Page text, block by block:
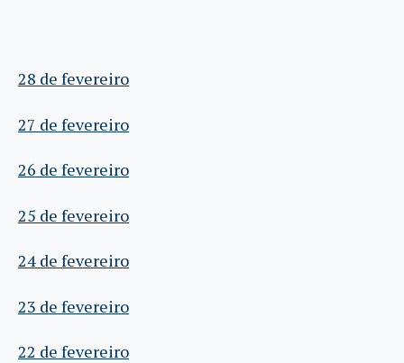
28 de fevereiro
27 de fevereiro
26 de fevereiro
25 de fevereiro
24 de fevereiro
23 de fevereiro
22 de fevereiro